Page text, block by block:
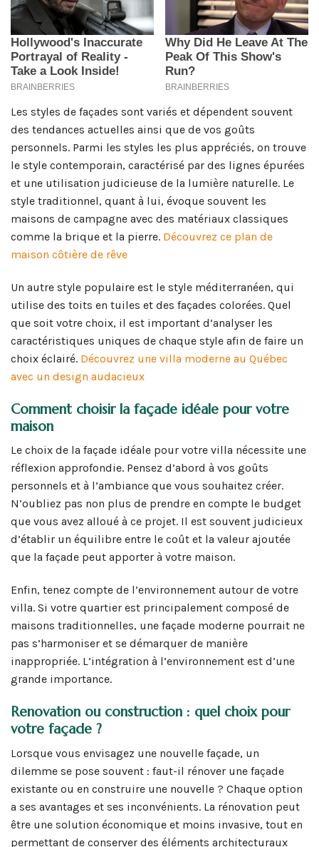
Les styles de façades sont variés et dépendent souvent
des tendances actuelles ainsi que de vos goûts
personnels. Parmi les styles les plus appréciés, on trouve
le style contemporain, caractérisé par des lignes épurées
et une utilisation judicieuse de la lumière naturelle. Le
style traditionnel, quant à lui, évoque souvent les
maisons de campagne avec des matériaux classiques
comme la brique et la pierre. Découvrez ce plan de
maison côtière de rêve
Un autre style populaire est le style méditerranéen, qui
utilise des toits en tuiles et des façades colorées. Quel
que soit votre choix, il est important d’analyser les
caractéristiques uniques de chaque style afin de faire un
choix éclairé. Découvrez une villa moderne au Québec
avec un design audacieux
Comment choisir la façade idéale pour votre
maison
Le choix de la façade idéale pour votre villa nécessite une
réflexion approfondie. Pensez d’abord à vos goûts
personnels et à l’ambiance que vous souhaitez créer.
N’oubliez pas non plus de prendre en compte le budget
que vous avez alloué à ce projet. Il est souvent judicieux
d’établir un équilibre entre le coût et la valeur ajoutée
que la façade peut apporter à votre maison.
Enfin, tenez compte de l’environnement autour de votre
villa. Si votre quartier est principalement composé de
maisons traditionnelles, une façade moderne pourrait ne
pas s’harmoniser et se démarquer de manière
inappropriée. L’intégration à l’environnement est d’une
grande importance.
Renovation ou construction : quel choix pour
votre façade ?
Lorsque vous envisagez une nouvelle façade, un
dilemme se pose souvent : faut-il rénover une façade
existante ou en construire une nouvelle ? Chaque option
a ses avantages et ses inconvénients. La rénovation peut
être une solution économique et moins invasive, tout en
permettant de conserver des éléments architecturaux